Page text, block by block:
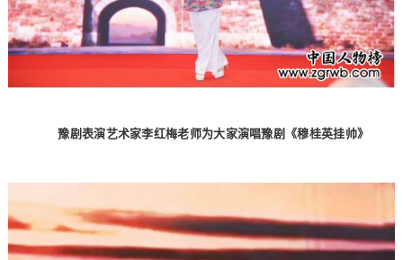
豫剧表演艺术家李红梅老师为大家演唱豫剧《穆桂英挂帅》